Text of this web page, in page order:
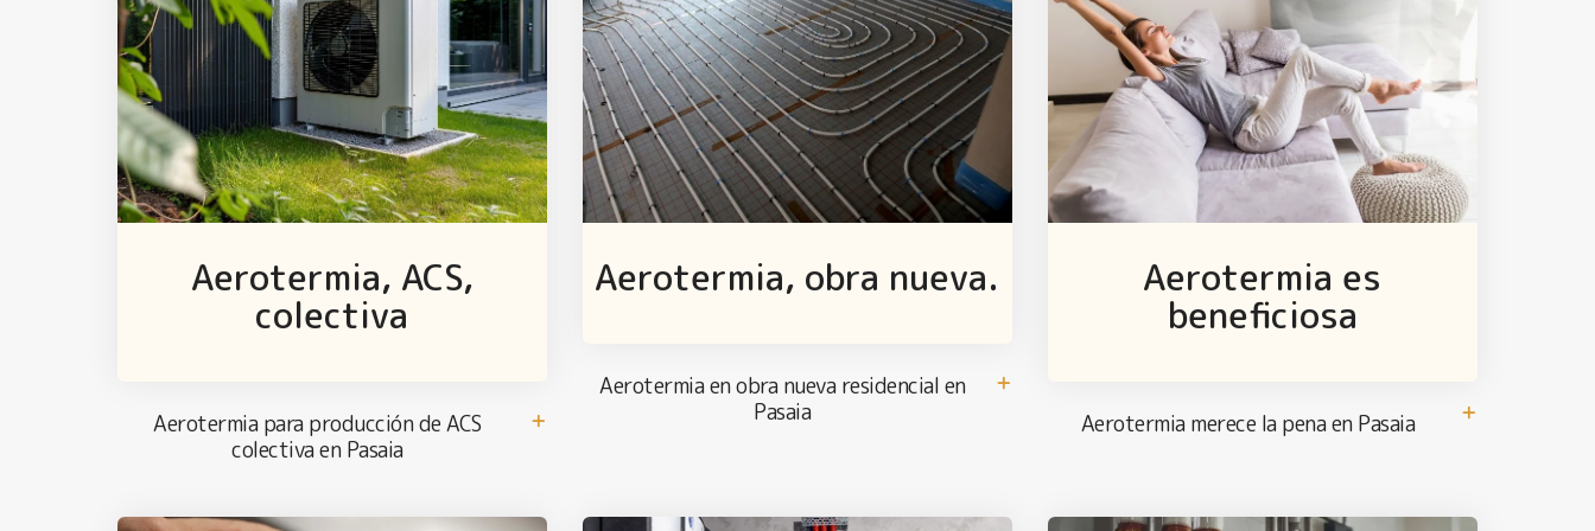
Aerotermia, ACS,
colectiva
Aerotermia para producción de ACS
colectiva en Pasaia
Aerotermia, obra nueva.
Aerotermia en obra nueva residencial en
Pasaia
Aerotermia es
beneficiosa
Aerotermia merece la pena en Pasaia